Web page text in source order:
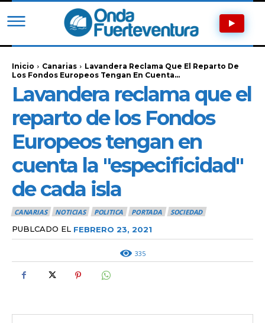
Inicio Canarias
Lavandera Reclama Que El Reparto De
Los Fondos Europeos Tengan En Cuenta...
Lavandera reclama que el
reparto de los Fondos
Europeos tengan en
cuenta la "especificidad"
de cada isla
CANARIAS NOTICIAS POLITICA PORTADA SOCIEDAD
PUBLCADO EL FEBRERO 23, 2021
335